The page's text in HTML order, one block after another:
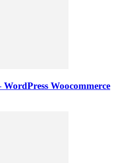
WordPress Woocommerce